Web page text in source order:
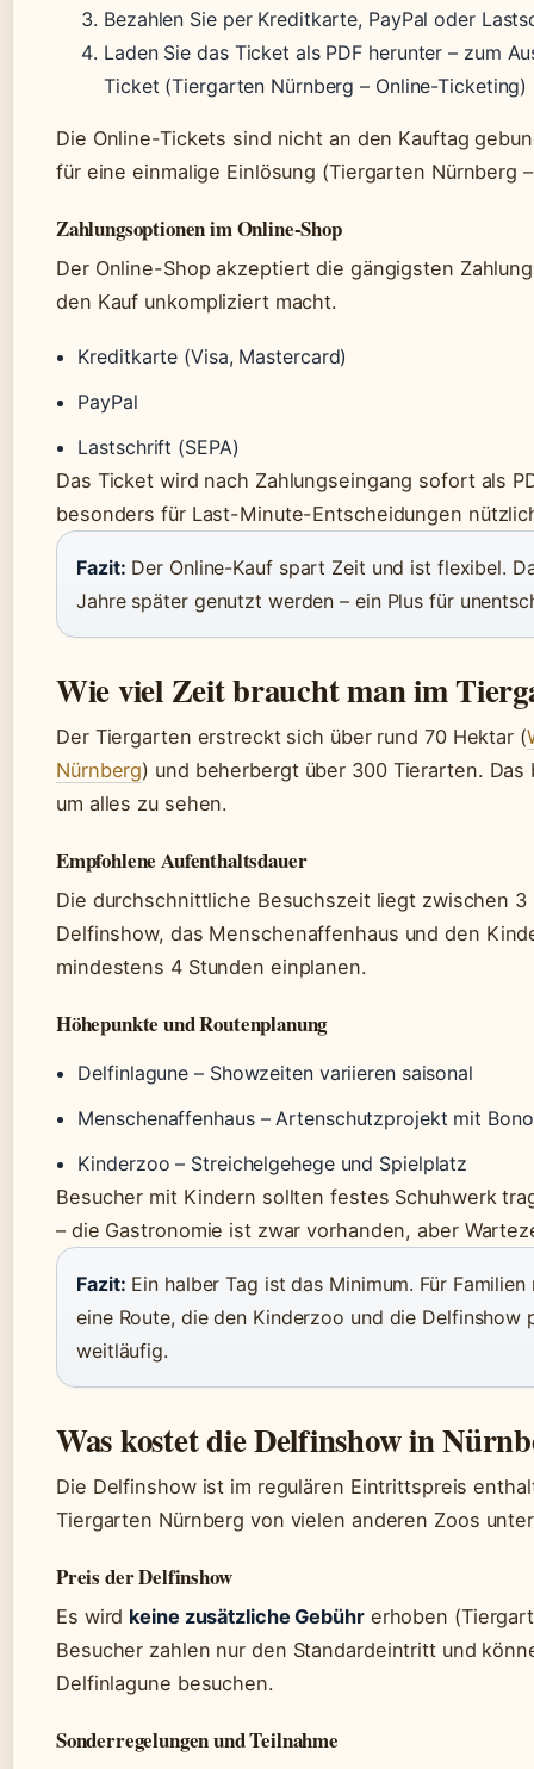
Bezahlen Sie per Kreditkarte, PayPal oder
Laden Sie das Ticket als PDF herunter – zum
Ticket (Tiergarten Nürnberg – Online-Ticketing)
Die Online-Tickets sind nicht an den Kauftag
für eine einmalige Einlösung (Tiergarten Nürnberg
Zahlungsoptionen im Online-Shop
Der Online-Shop akzeptiert die gängigsten
den Kauf unkompliziert macht.
Kreditkarte (Visa, Mastercard)
PayPal
Lastschrift (SEPA)
Das Ticket wird nach Zahlungseingang sofort als
besonders für Last-Minute-Entscheidungen
Fazit: Der Online-Kauf spart Zeit und ist flexibel.
Jahre später genutzt werden – ein Plus für
Wie viel Zeit braucht man im
Der Tiergarten erstreckt sich über rund 70 Hektar (
Nürnberg) und beherbergt über 300 Tierarten.
um alles zu sehen.
Empfohlene Aufenthaltsdauer
Die durchschnittliche Besuchszeit liegt zwischen 3
Delfinshow, das Menschenaffenhaus und den
mindestens 4 Stunden einplanen.
Höhepunkte und Routenplanung
Delfinlagune – Showzeiten variieren saisonal
Menschenaffenhaus – Artenschutzprojekt mit
Kinderzoo – Streichelgehege und Spielplatz
Besucher mit Kindern sollten festes Schuhwerk
– die Gastronomie ist zwar vorhanden, aber
Fazit: Ein halber Tag ist das Minimum. Für
eine Route, die den Kinderzoo und die Delfinshow
weitläufig.
Was kostet die Delfinshow in
Die Delfinshow ist im regulären Eintrittspreis
Tiergarten Nürnberg von vielen anderen Zoos
Preis der Delfinshow
Es wird keine zusätzliche Gebührerhoben
Besucher zahlen nur den Standardeintritt und
Delfinlagune besuchen.
Sonderregelungen und Teilnahme